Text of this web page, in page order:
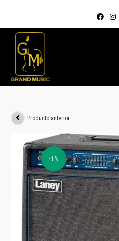
-1%
Producto anterior